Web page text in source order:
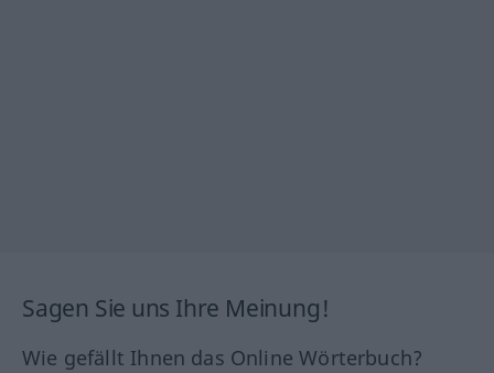
Sagen Sie uns Ihre Meinung!
Wie gefällt Ihnen das Online Wörterbuch?